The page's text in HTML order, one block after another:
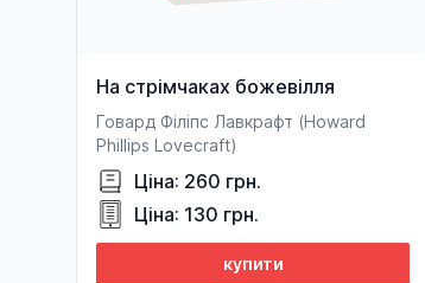
На стрімчаках божевілля
Говард Філіпс Лавкрафт (Howard
Phillips Lovecraft)
Ціна: 260 грн.
Ціна: 130 грн.
купити